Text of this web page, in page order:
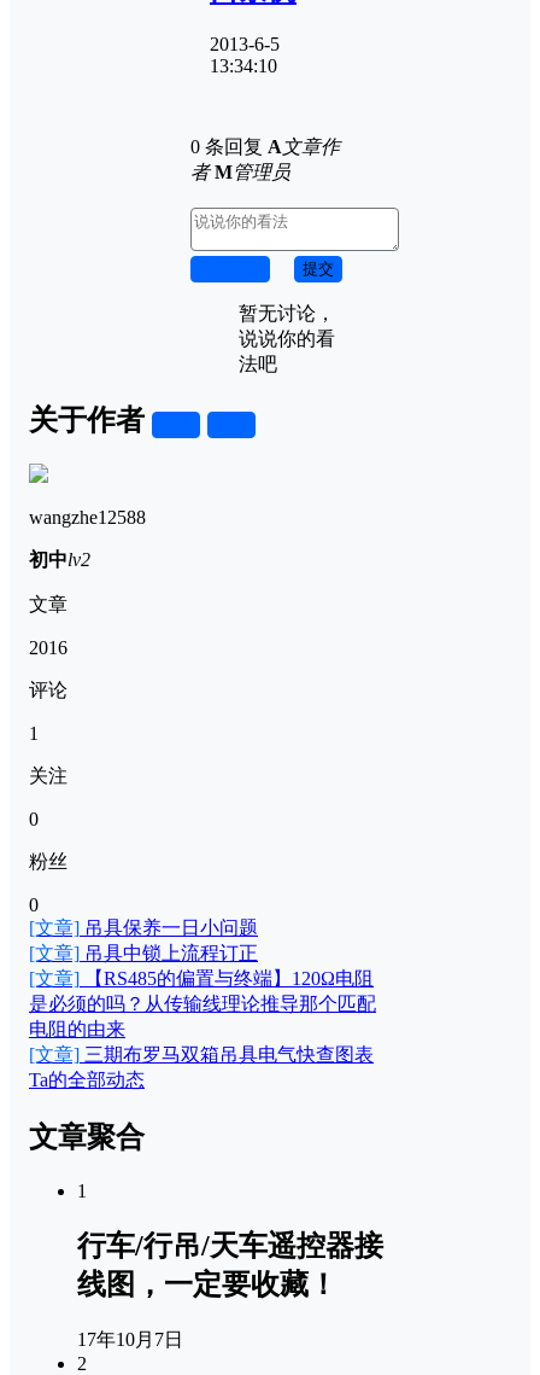
2013-6-5
13:34:10
0 条回复 A文章作
者 M管理员
提交
暂无讨论，
说说你的看
法吧
关于作者
wangzhe12588
初中lv2
文章
2016
评论
1
关注
0
粉丝
0
[文章] 吊具保养一日小问题
[文章] 吊具中锁上流程订正
[文章] 【RS485的偏置与终端】120Ω电阻
是必须的吗？从传输线理论推导那个匹配
电阻的由来
[文章] 三期布罗马双箱吊具电气快查图表
Ta的全部动态
文章聚合
1
行车/行吊/天车遥控器接
线图，一定要收藏！
17年10月7日
2